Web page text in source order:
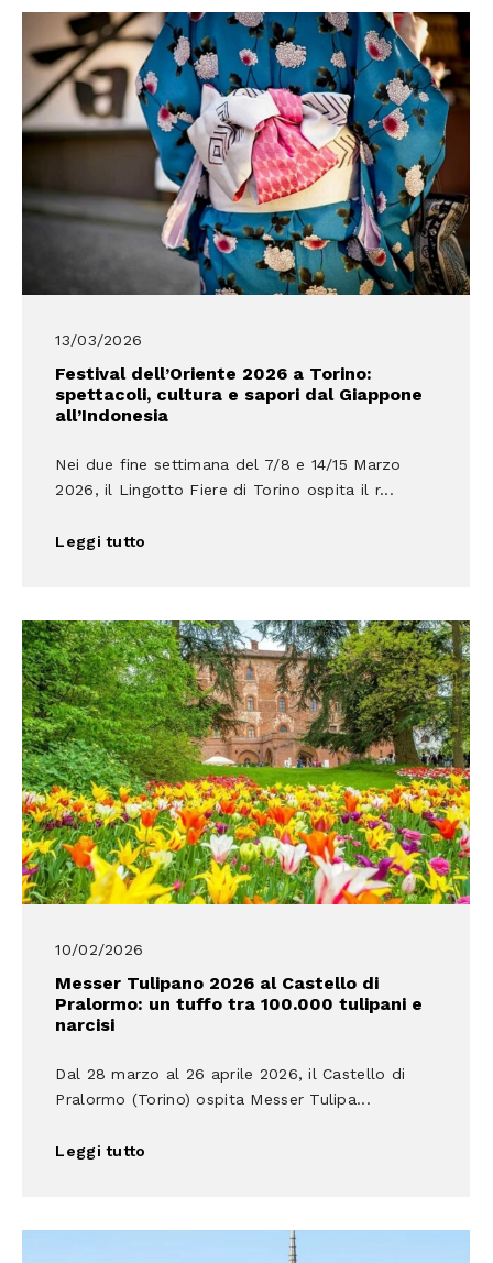
13/03/2026
Festival dell’Oriente 2026 a Torino:
spettacoli, cultura e sapori dal Giappone
all’Indonesia
Nei due fine settimana del 7/8 e 14/15 Marzo
2026, il Lingotto Fiere di Torino ospita il r...
Leggi tutto
10/02/2026
Messer Tulipano 2026 al Castello di
Pralormo: un tuffo tra 100.000 tulipani e
narcisi
Dal 28 marzo al 26 aprile 2026, il Castello di
Pralormo (Torino) ospita Messer Tulipa...
Leggi tutto